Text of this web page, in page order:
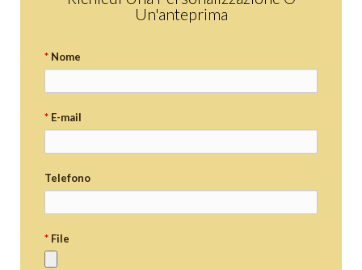
OUTLET
Un'anteprima
* Nome
* E-mail
Telefono
* File